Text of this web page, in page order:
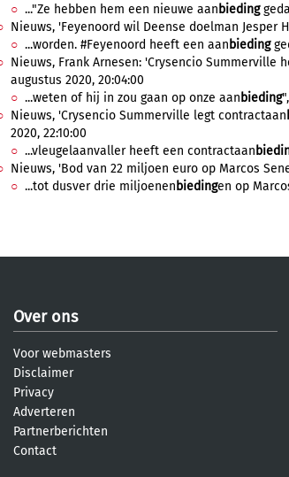
..."Ze hebben hem een nieuwe aan bieding
Nieuws, 'Feyenoord wil Deense doelman Jesper
...worden. #Feyenoord heeft een aan bieding
Nieuws, Frank Arnesen: 'Crysencio
augustus 2020, 20:04:00
...weten of hij in zou gaan op onze aan bieding
Nieuws, 'Crysencio Summerville legt contractaan
2020, 22:10:00
...vleugelaanvaller heeft een contractaan
Nieuws, 'Bod van 22 miljoen euro op Marcos
...tot dusver drie miljoenen biedingen op
Over ons
Voor webmasters
Disclaimer
Privacy
Adverteren
Partnerberichten
Contact